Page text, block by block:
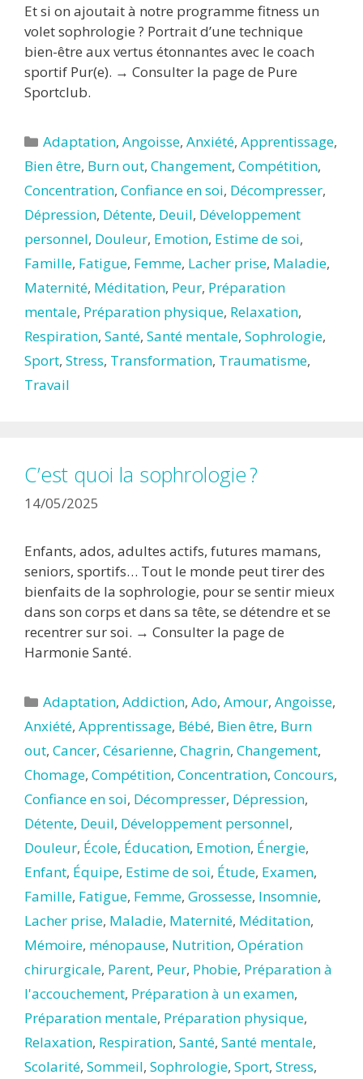
Et si on ajoutait à notre programme fitness un
volet sophrologie ? Portrait d’une technique
bien-être aux vertus étonnantes avec le coach
sportif Pur(e). → Consulter la page de Pure
Sportclub.
Catégories
Adaptation,Angoisse,Anxiété,Apprentissage,
Bien être, Burn out, Changement, Compétition,
Concentration, Confiance en soi, Décompresser,
Dépression, Détente, Deuil, Développement
personnel, Douleur, Emotion, Estime de soi,
Famille, Fatigue, Femme, Lacher prise, Maladie,
Maternité, Méditation, Peur, Préparation
mentale, Préparation physique, Relaxation,
Respiration, Santé, Santé mentale, Sophrologie,
Sport, Stress, Transformation, Traumatisme,
Travail
C’est quoi la sophrologie ?
14/05/2025
Enfants, ados, adultes actifs, futures mamans,
seniors, sportifs… Tout le monde peut tirer des
bienfaits de la sophrologie, pour se sentir mieux
dans son corps et dans sa tête, se détendre et se
recentrer sur soi. → Consulter la page de
Harmonie Santé.
Catégories
Adaptation,Addiction,Ado,Amour,Angoisse,
Anxiété, Apprentissage, Bébé, Bien être, Burn
out, Cancer, Césarienne, Chagrin, Changement,
Chomage, Compétition, Concentration, Concours,
Confiance en soi, Décompresser, Dépression,
Détente, Deuil, Développement personnel,
Douleur, École, Éducation, Emotion, Énergie,
Enfant, Équipe, Estime de soi, Étude, Examen,
Famille, Fatigue, Femme, Grossesse, Insomnie,
Lacher prise, Maladie, Maternité, Méditation,
Mémoire, ménopause, Nutrition, Opération
chirurgicale, Parent, Peur, Phobie, Préparation à
l'accouchement, Préparation à un examen,
Préparation mentale, Préparation physique,
Relaxation, Respiration, Santé, Santé mentale,
Scolarité, Sommeil, Sophrologie, Sport, Stress,